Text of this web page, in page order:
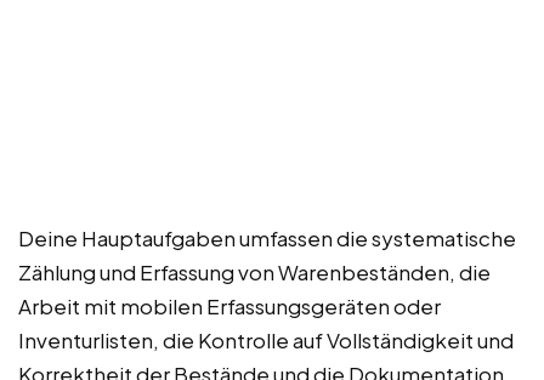
Deine Hauptaufgaben umfassen die systematische
Zählung und Erfassung von Warenbeständen, die
Arbeit mit mobilen Erfassungsgeräten oder
Inventurlisten, die Kontrolle auf Vollständigkeit und
Korrektheit der Bestände und die Dokumentation